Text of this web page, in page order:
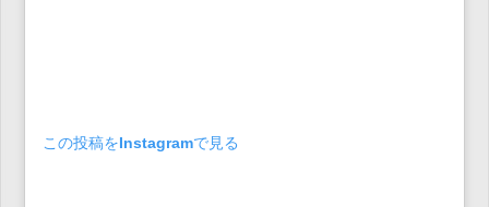
この投稿をInstagramで見る